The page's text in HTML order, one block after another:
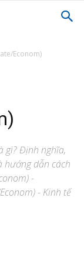
Econom)
gì? Định nghĩa,
hướng dẫn cách
-
- Kinh tế